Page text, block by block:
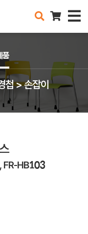
첩 > 손잡이
품
FR-HB103